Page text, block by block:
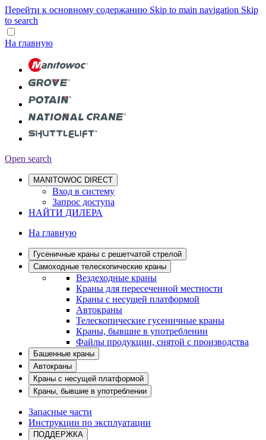
Перейти к основному содержанию Skip to main navigation Skip
to search
На главную
Open search
MANITOWOC DIRECT
Вход в систему
Запрос доступа
НАЙТИ ДИЛЕРА
На главную
Гусеничные краны с решетчатой стрелой
Самоходные телескопические краны
Вездеходные краны
Краны для пересеченной местности
Краны с несущей платформой
Автокраны
Телескопические гусеничные краны
Краны, бывшие в употреблении
Файлы продукции, снятой с производства
Башенные краны
Автокраны
Краны с несущей платформой
Краны, бывшие в употреблении
Запасные части
Инструкции по эксплуатации
ПОДДЕРЖКА